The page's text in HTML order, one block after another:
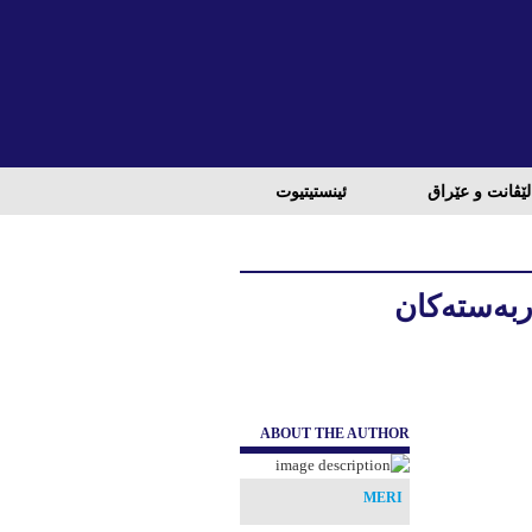
لێڤانت و عێراق ئینستیتیوت
ABOUT THE AUTHOR
MERI